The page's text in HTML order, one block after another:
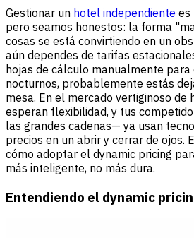
Gestionar un hotel independiente es
pero seamos honestos: la forma
cosas se está convirtiendo en un
aún dependes de tarifas
hojas de cálculo manualmente para
nocturnos, probablemente estás
mesa. En el mercado vertiginoso de
esperan flexibilidad, y tus
las grandes cadenas— ya usan
precios en un abrir y cerrar de ojos.
cómo adoptar el dynamic pricing
más inteligente, no más dura.
Entendiendo el dynamic